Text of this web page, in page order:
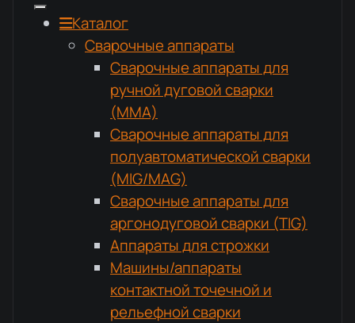
Каталог
Сварочные аппараты
Сварочные аппараты для
ручной дуговой сварки
(MMA)
Сварочные аппараты для
полуавтоматической сварки
(MIG/MAG)
Сварочные аппараты для
аргонодуговой сварки (TIG)
Аппараты для строжки
Машины/аппараты
контактной точечной и
рельефной сварки